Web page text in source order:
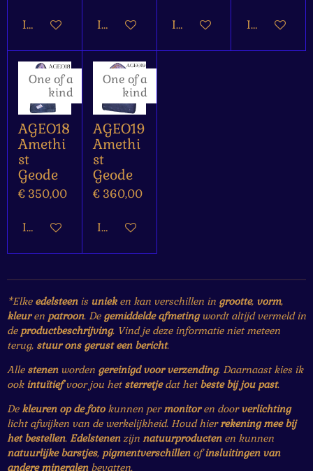
In winkelwagenIn winkelwagenIn winkelwagen
In
One of a
kind
AGEO18
Amethi
st
Geode
€ 350,00
In winkelwagen
One of a
kind
AGEO19
Amethi
st
Geode
€ 360,00
In winkelwagen
*Elke edelsteenis unieken kan verschillen in grootte, vorm,
kleuren patroon. De gemiddelde afmetingwordt altijd vermeld in
de productbeschrijving. Vind je deze informatie niet meteen
terug, stuur ons gerust een bericht.
Alle stenenworden gereinigd voor verzending. Daarnaast kies ik
ook intuïtiefvoor jou het sterretjedat het beste bij jou past.
Dekleuren op de fotokunnen permonitoren doorverlichting
licht afwijken van de werkelijkheid. Houd hierrekening mee bij
het bestellen. Edelstenenzijn natuurproductenen kunnen
natuurlijke barstjes, pigmentverschillenofinsluitingen van
andere mineralenbevatten.